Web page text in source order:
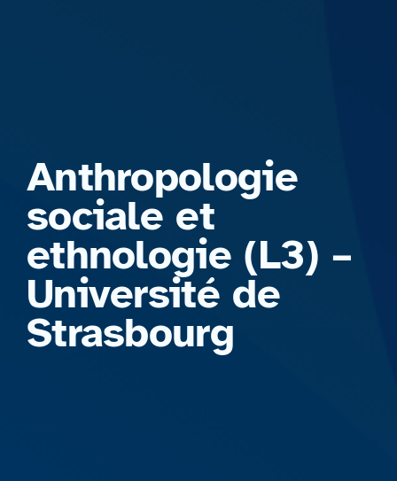
Anthropologie
sociale et
ethnologie (L3) –
Université de
Strasbourg